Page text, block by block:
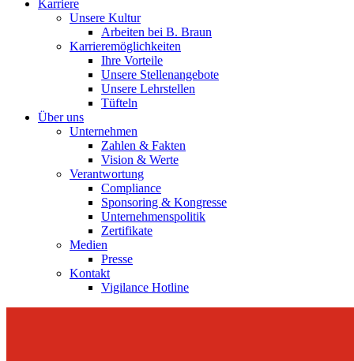
Karriere
Unsere Kultur
Arbeiten bei B. Braun
Karrieremöglichkeiten
Ihre Vorteile
Unsere Stellenangebote
Unsere Lehrstellen
Tüfteln
Über uns
Unternehmen
Zahlen & Fakten
Vision & Werte
Verantwortung
Compliance
Sponsoring & Kongresse
Unternehmenspolitik
Zertifikate
Medien
Presse
Kontakt
Vigilance Hotline